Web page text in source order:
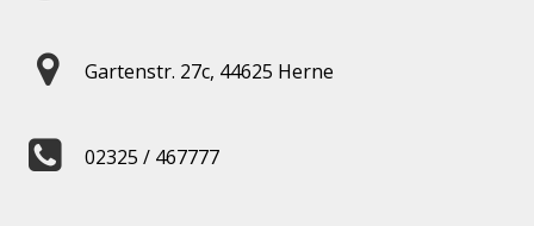
Gartenstr. 27c, 44625 Herne
02325 / 467777